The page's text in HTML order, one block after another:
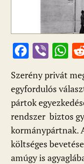
F
ac
e
b
o
o
k
Vi
b
er
W
at
s
A
p
p
Szerény privát
egyfordulós
pártok
rendszer biztos
kormánypártnak.
költséges
amúgy is